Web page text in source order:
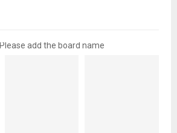
add the board name